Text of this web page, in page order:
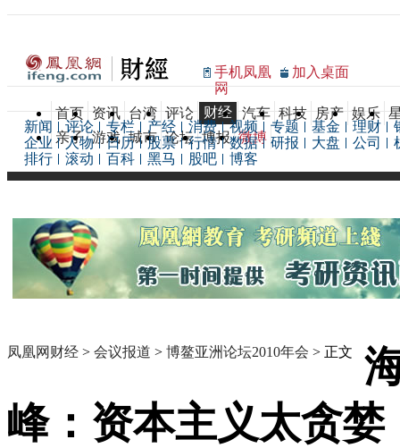
手机凤凰
网
加入桌面
首页 资讯 台湾 评论 财经 汽车 科技 房产 娱乐
亲子 游戏 城市 论坛 博报 微博
新闻 评论 专栏 产经 消费 视频 专题 基金 理财
企业
人物 日历 股票 行情 数据 研报 大盘 公司
排行
滚动 百科 黑马 股吧 博客
凤凰网财经 > 会议报道 > 博鳌亚洲论坛2010年会 > 正文
峰：资本主义太贪婪